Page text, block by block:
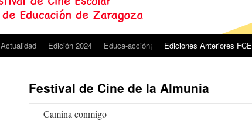
Actualidad Edición 2024 Educa-acción¡ Ediciones Anteriores FCE
Festival de Cine de la Almunia
Camina conmigo